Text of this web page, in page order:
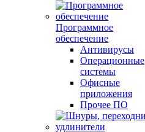
Программное
обеспечение
Антивирусы
Операционные
системы
Офисные
приложения
Прочее ПО